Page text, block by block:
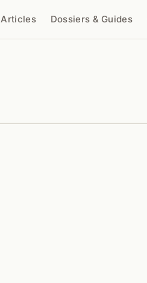
Articles Dossiers & Guides